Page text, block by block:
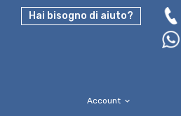
Hai bisogno di aiuto?
Account expand_more